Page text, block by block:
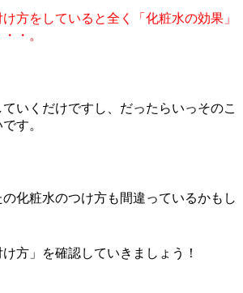
方をしていると全く「化粧水の効果」
・。
いくだけですし、だったらいっそのこ
す。
化粧水のつけ方も間違っているかもし
方」を確認していきましょう！